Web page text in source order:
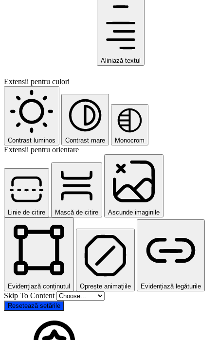
Aliniază textul
Extensii pentru culori
Contrast luminos Contrast mare Monocrom
Extensii pentru orientare
Linie de citire Mască de citire Ascunde imaginile
Evidențiază conținutul Oprește animațiile Evidențiază legăturile
Skip To Content
Resetează setările